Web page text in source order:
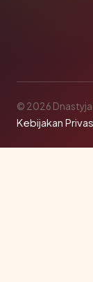
© 2026
Kebijakan